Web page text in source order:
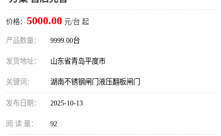
价格： 5000.00 元/台 起
产品数量： 9999.00台
发货地址： 山东省青岛平度市
关键词： 湖南不锈钢闸门液压翻板闸门
发布日期： 2025-10-13
阅 读 量： 92
水平自清洗格栅